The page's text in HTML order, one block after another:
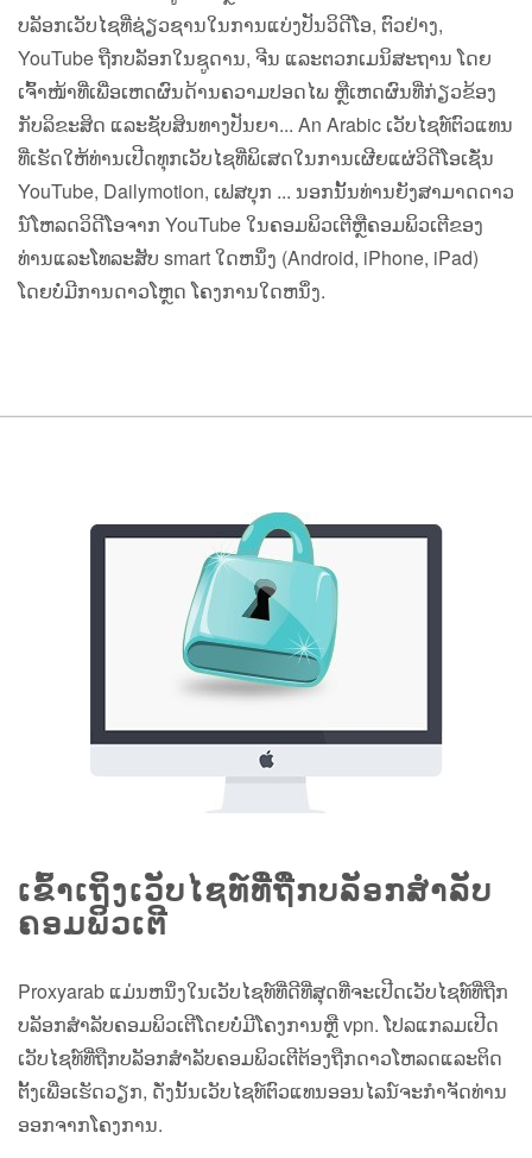
ບລັອກເວັບໄຊທີ່ຊ່ຽວຊານໃນການແບ່ງປັນວິດີໂອ, ຕົວຢ່າງ,
YouTube ຖືກບລັອກໃນຊູດານ, ຈີນ ແລະຕວກເມນິສະຖານ ໂດຍ
ເຈົ້າໜ້າທີ່ເພື່ອເຫດຜົນດ້ານຄວາມປອດໄພ ຫຼືເຫດຜົນທີ່ກ່ຽວຂ້ອງ
ກັບລິຂະສິດ ແລະຊັບສິນທາງປັນຍາ... An Arabic ເວັບ​ໄຊ​ທ​໌​ຕົວ​ແທນ​
ທີ່​ເຮັດ​ໃຫ້​ທ່ານ​ເປີດ​ທຸກ​ເວັບ​ໄຊ​ທີ່​ພິ​ເສດ​ໃນ​ການ​ເຜີຍ​ແຜ່​ວິ​ດີ​ໂອ​ເຊັ່ນ
YouTube​, Dailymotion​, ເຟ​ສ​ບຸກ ... ນອກ​ນັ້ນ​ທ່ານ​ຍັງ​ສາ​ມາດ​ດາວ​
ນ​໌​ໂຫລດ​ວິ​ດີ​ໂອ​ຈາກ YouTube ໃນ​ຄອມ​ພິວ​ເຕີ​ຫຼື​ຄອມ​ພິວ​ເຕີ​ຂອງ​
ທ່ານ​ແລະ​ໂທລະ​ສັບ smart ໃດ​ຫນຶ່ງ (Android​, iPhone​, iPad​)
ໂດຍ​ບໍ່​ມີ​ການ​ດາວ​ໂຫຼດ ໂຄງ​ການ​ໃດ​ຫນຶ່ງ​.
ເຂົ້າເຖິງເວັບໄຊທ໌ທີ່ຖືກບລັອກສໍາລັບ
ຄອມພິວເຕີ
Proxyarab ແມ່ນຫນຶ່ງໃນເວັບໄຊທ໌ທີ່ດີທີ່ສຸດທີ່ຈະເປີດເວັບໄຊທ໌ທີ່ຖືກ
ບລັອກສໍາລັບຄອມພິວເຕີໂດຍບໍ່ມີໂຄງການຫຼື vpn. ໂປລແກລມເປີດ
ເວັບໄຊທ໌ທີ່ຖືກບລັອກສໍາລັບຄອມພິວເຕີຕ້ອງຖືກດາວໂຫລດແລະຕິດ
ຕັ້ງເພື່ອເຮັດວຽກ, ດັ່ງນັ້ນເວັບໄຊທ໌ຕົວແທນອອນໄລນ໌ຈະກໍາຈັດທ່ານ
ອອກຈາກໂຄງການ.